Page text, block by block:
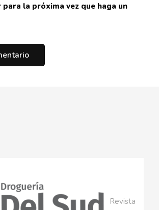
la próxima vez que haga un
Revista